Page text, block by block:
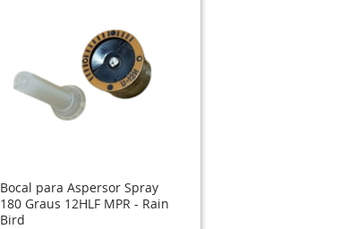
Bocal para Aspersor Spray
180 Graus 12HLF MPR - Rain
Bird